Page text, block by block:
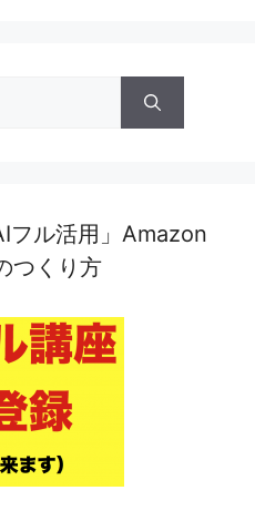
フル活用」Amazon
つくり方